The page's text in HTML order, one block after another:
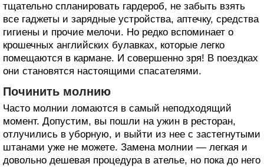
тщательно спланировать гардероб, не забыть взять
все гаджеты и зарядные устройства, аптечку, средства
гигиены и прочие мелочи. Но редко вспоминает о
крошечных английских булавках, которые легко
помещаются в кармане. И совершенно зря! В поездках
они становятся настоящими спасателями.
Починить молнию
Часто молнии ломаются в самый неподходящий
момент. Допустим, вы пошли на ужин в ресторан,
отлучились в уборную, и выйти из нее с застегнутыми
штанами уже не можете. Замена молнии — легкая и
довольно дешевая процедура в ателье, но пока до него